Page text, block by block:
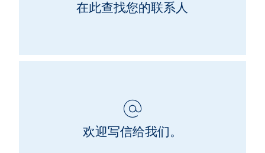
在此查找您的联系人
欢迎写信给我们。